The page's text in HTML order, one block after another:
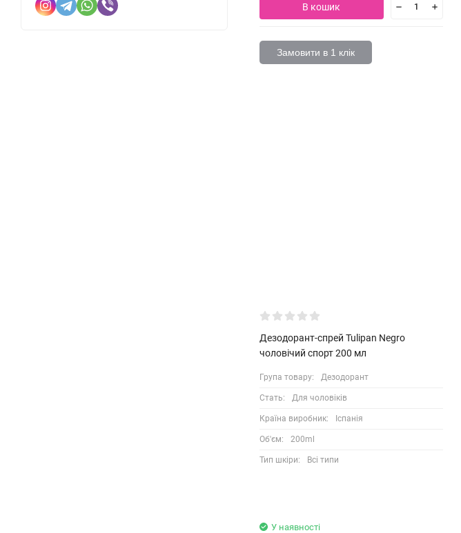
В кошик
Замовити в 1 клік
Дезодорант-спрей Tulipan Negro
чоловічий спорт 200 мл
Група товару: Дезодорант
Стать: Для чоловіків
Країна виробник: Іспанія
Об'єм: 200ml
Тип шкіри: Всі типи
У наявності